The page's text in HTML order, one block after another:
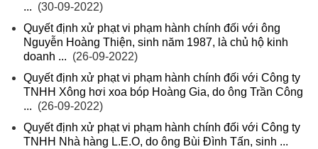
... (30-09-2022)
Quyết định xử phạt vi phạm hành chính đối với ông
Nguyễn Hoàng Thiện, sinh năm 1987, là chủ hộ kinh
doanh ... (26-09-2022)
Quyết định xử phạt vi phạm hành chính đối với Công ty
TNHH Xông hơi xoa bóp Hoàng Gia, do ông Trần Công
... (26-09-2022)
Quyết định xử phạt vi phạm hành chính đối với Công ty
TNHH Nhà hàng L.E.O, do ông Bùi Đình Tấn, sinh ...